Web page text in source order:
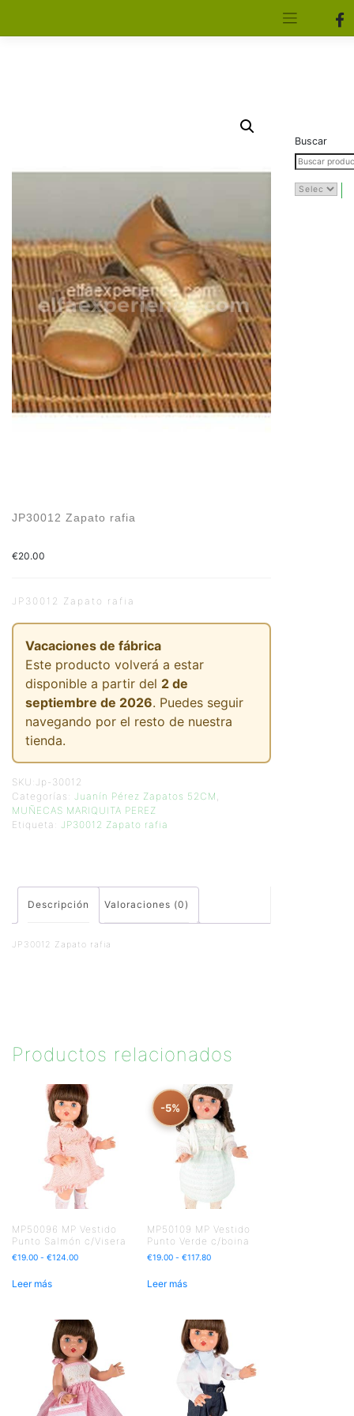
JP30012 Zapato rafia
€20.00
JP30012 Zapato rafia
Vacaciones de fábrica
Este producto volverá a estar
disponible a partir del 2 de
septiembre de 2026. Puedes seguir
navegando por el resto de nuestra
tienda.
SKU: Jp-30012
Categorías: Juanín Pérez Zapatos 52CM
MUÑECAS MARIQUITA PEREZ
Etiqueta: JP30012 Zapato rafia
Descripción Valoraciones (0)
JP30012 Zapato rafia
Productos relacionados
MP50096 MP Vestido
Punto Salmón c/Visera
€19.00 - €124.00
Leer más
-5%
MP50109 MP Vestido
Punto Verde c/boina
€19.00 - €117.80
Leer más
Buscar